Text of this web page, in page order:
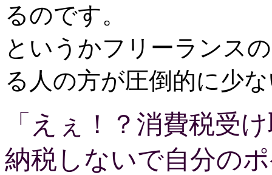
るのです。
というかフリーランス
る人の方が圧倒的に少
「えぇ！？消費税受
納税しないで自分の